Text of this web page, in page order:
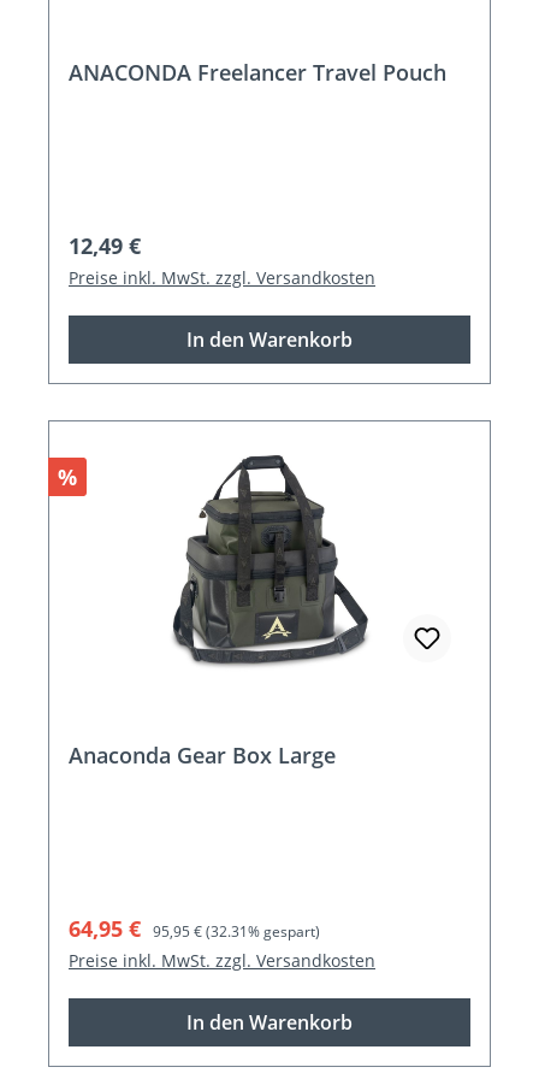
ANACONDA Freelancer Travel Pouch
Regulärer Preis:
12,49 €
Preise inkl. MwSt. zzgl. Versandkosten
In den Warenkorb
Rabatt
%
Anaconda Gear Box Large
Verkaufspreis:
64,95 € Regulärer Preis:
95,95 €(32.31% gespart)
Preise inkl. MwSt. zzgl. Versandkosten
In den Warenkorb